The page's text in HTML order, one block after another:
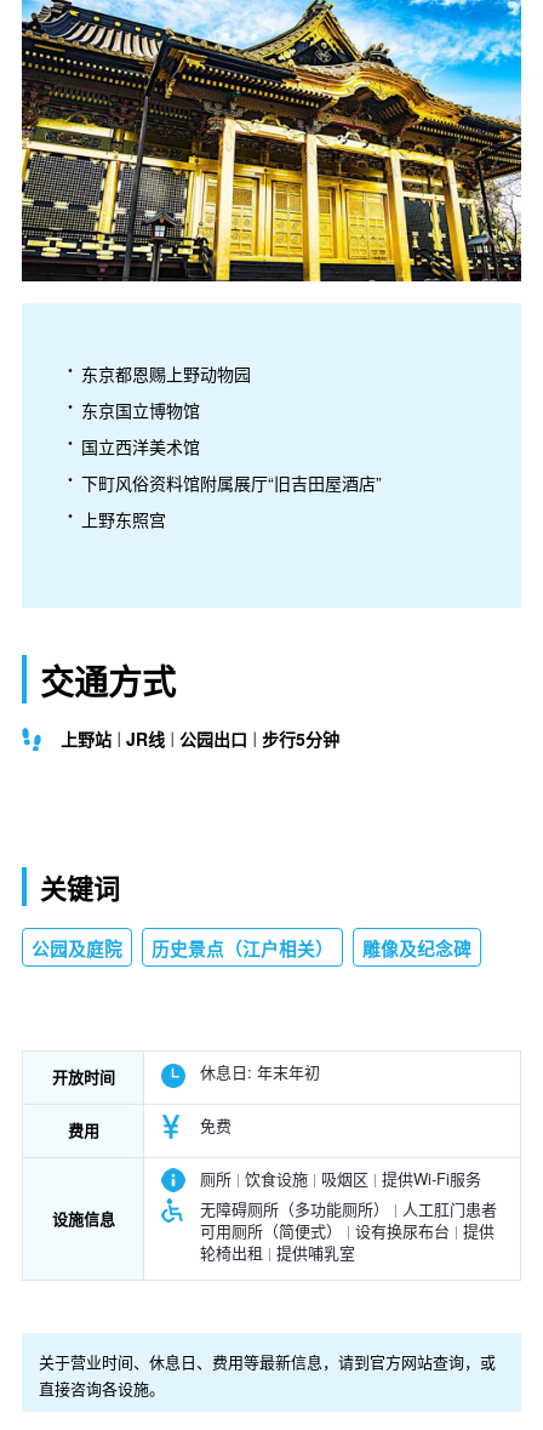
东京都恩赐上野动物园
东京国立博物馆
国立西洋美术馆
下町风俗资料馆附属展厅“旧吉田屋酒店”
上野东照宫
交通方式
上野站 JR线 公园出口 步行5分钟
关键词
公园及庭院 历史景点（江户相关） 雕像及纪念碑
开放时间 休息日: 年末年初
费用 免费
设施信息
厕所 饮食设施 吸烟区
提供Wi-Fi服务
无障碍厕所（多功能厕所）
人工肛门患者
可用厕所（简便式）
设有换尿布台
提供
轮椅出租
提供哺乳室
关于营业时间、休息日、费用等最新信息，请到官方网站查询，或
直接咨询各设施。